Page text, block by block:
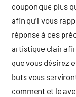
coupon que plus
afin qu’il vous
réponse à ces
artistique clair
que vous désirez
buts vous
comment et le